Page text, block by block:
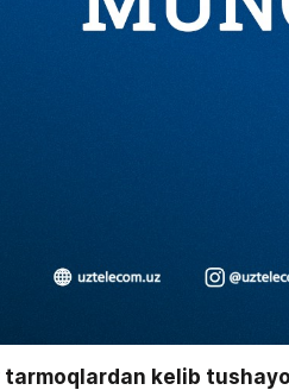
tarmoqlardan kelib